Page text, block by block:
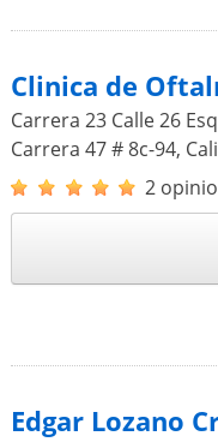
Clinica de
Carrera 23 Calle 26
Carrera 47 # 8c-94, Cali
2
Edgar Lozano